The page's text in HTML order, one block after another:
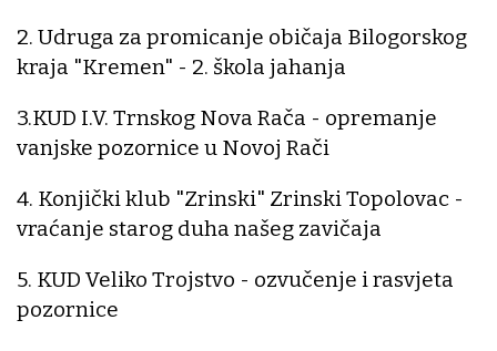
2. Udruga za promicanje običaja Bilogorskog
kraja "Kremen" - 2. škola jahanja
3.KUD I.V. Trnskog Nova Rača - opremanje
vanjske pozornice u Novoj Rači
4. Konjički klub "Zrinski" Zrinski Topolovac -
vraćanje starog duha našeg zavičaja
5. KUD Veliko Trojstvo - ozvučenje i rasvjeta
pozornice